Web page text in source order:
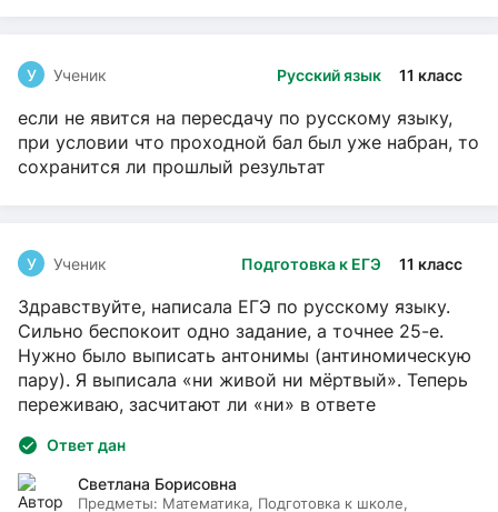
Русский язык 11 класс
У Ученик
если не явится на пересдачу по русскому языку,
при условии что проходной бал был уже набран, то
сохранится ли прошлый результат
Подготовка к ЕГЭ 11 класс
У Ученик
Здравствуйте, написала ЕГЭ по русскому языку.
Сильно беспокоит одно задание, а точнее 25-е.
Нужно было выписать антонимы (антиномическую
пару). Я выписала «ни живой ни мёртвый». Теперь
переживаю, засчитают ли «ни» в ответе
Ответ дан
Светлана Борисовна
Предметы: Математика, Подготовка к школе,